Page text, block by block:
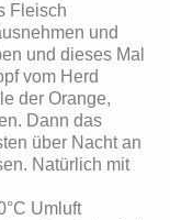
Fleisch
und
und dieses Mal
vom Herd
der Orange,
Dann das
über Nacht an
Natürlich mit
Umluft